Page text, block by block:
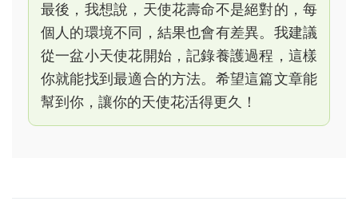
最後，我想說，天使花壽命不是絕對的，每
個人的環境不同，結果也會有差異。我建議
從一盆小天使花開始，記錄養護過程，這樣
你就能找到最適合的方法。希望這篇文章能
幫到你，讓你的天使花活得更久！